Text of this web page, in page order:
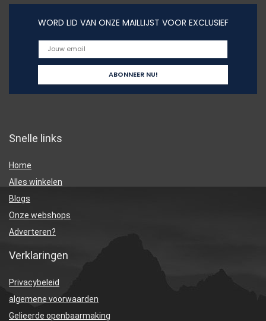
WORD LID VAN ONZE MAILLIJST VOOR EXCLUSIEF
Snelle links
Home
Alles winkelen
Blogs
Onze webshops
Adverteren?
Verklaringen
Privacybeleid
algemene voorwaarden
Gelieerde openbaarmaking